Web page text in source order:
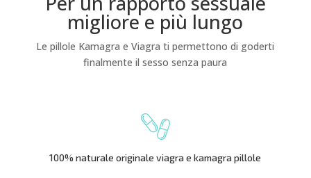
migliore e più lungo
Le pillole Kamagra e Viagra ti permettono di goderti
finalmente il sesso senza paura
100% naturale originale viagra e kamagra pillole